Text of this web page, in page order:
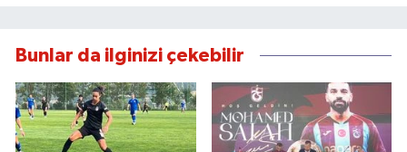
Bunlar da ilginizi çekebilir